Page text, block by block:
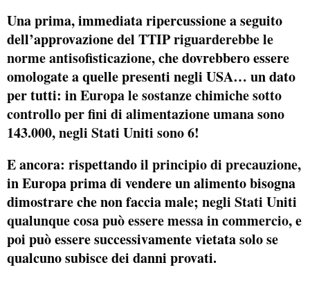
Una prima, immediata ripercussione a seguito
dell’approvazione del TTIP riguarderebbe le
norme antisofisticazione,che dovrebbero essere
omologate a quelle presenti negli USA… un dato
per tutti: in Europa le sostanze chimiche sotto
controllo per fini di alimentazione umana sono
143.000, negli Stati Uniti sono 6!
E ancora: rispettando il principio di precauzione,
in Europa prima di vendere un alimento bisogna
dimostrare che non faccia male; negli Stati Uniti
qualunque cosa può essere messa in commercio, e
poi può essere successivamente vietata solo se
qualcuno subisce dei danni provati.